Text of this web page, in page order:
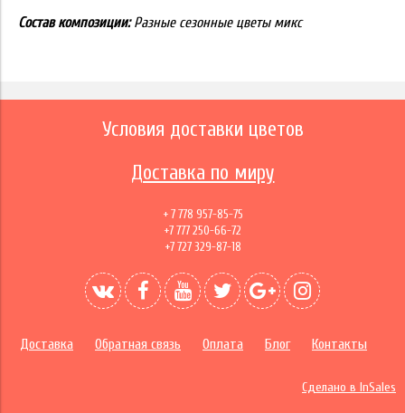
Состав композиции:Разные сезонные цветы микс
Условия доставки цветов
Доставка по миру
+ 7 778 957-85-75
+7 777 250-66-72
+7 727 329-87-18
Доставка Обратная связь Оплата Блог Контакты
Сделано в InSales